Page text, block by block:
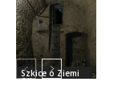
Szkice o Ziemi
Olkuskiej